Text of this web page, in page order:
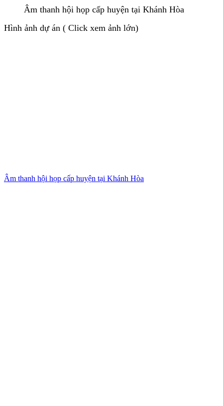
Âm thanh hội họp cấp huyện tại Khánh Hòa
Hình ảnh dự án ( Click xem ảnh lớn)
Âm thanh hội họp cấp huyện tại Khánh Hòa